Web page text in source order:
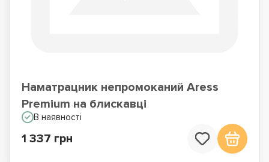
Наматрацник непромоканий Aress
Premium на блискавці
В наявності
1 337 грн